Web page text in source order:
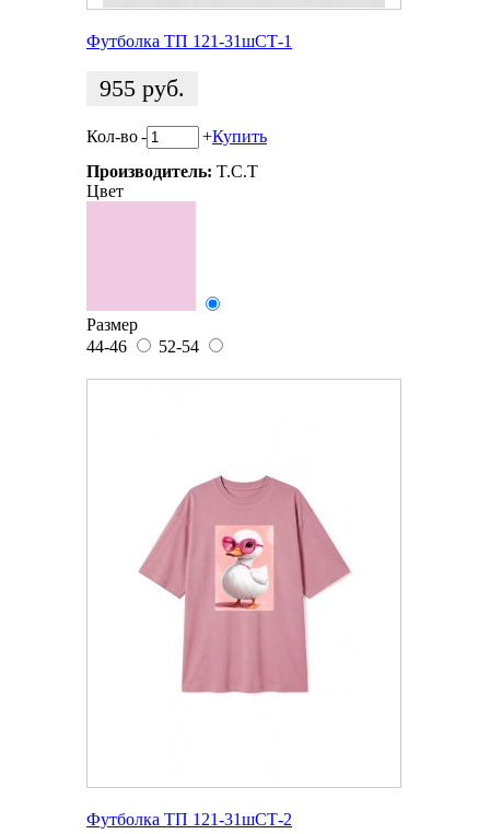
Футболка ТП 121-31шСТ-1
955 руб.
Кол-во- +Купить
Производитель: T.C.T
Цвет
Размер
44-46
52-54
Футболка ТП 121-31шСТ-2